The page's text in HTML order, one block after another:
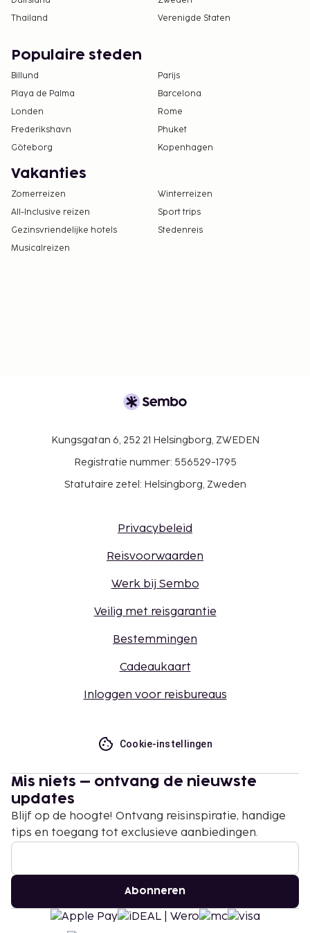
Thailand
Verenigde Staten
Populaire steden
Billund
Parijs
Playa de Palma
Barcelona
Londen
Rome
Frederikshavn
Phuket
Göteborg
Kopenhagen
Vakanties
Zomerreizen
Winterreizen
All-Inclusive reizen
Sport trips
Gezinsvriendelijke hotels
Stedenreis
Musicalreizen
Kungsgatan 6, 252 21 Helsingborg, ZWEDEN
Registratie nummer: 556529-1795
Statutaire zetel: Helsingborg, Zweden
Privacybeleid
Reisvoorwaarden
Werk bij Sembo
Veilig met reisgarantie
Bestemmingen
Cadeaukaart
Inloggen voor reisbureaus
Cookie-instellingen
Mis niets – ontvang de nieuwste
updates
Blijf op de hoogte! Ontvang reisinspiratie, handige
tips en toegang tot exclusieve aanbiedingen.
Abonneren